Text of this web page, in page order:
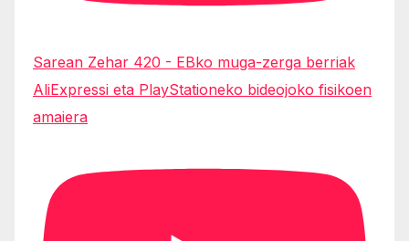
Sarean Zehar 420 - EBko muga-zerga berriak
AliExpressi eta PlayStationeko bideojoko fisikoen
amaiera